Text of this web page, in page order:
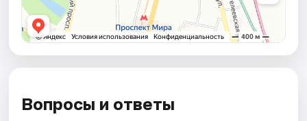
Вопросы и ответы